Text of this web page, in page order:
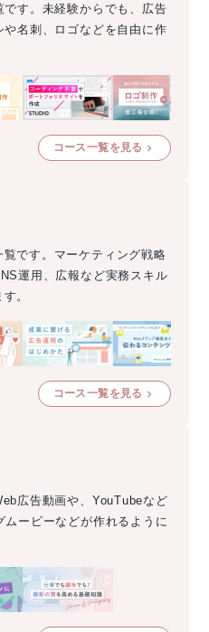
す。未経験からでも、広告
名刺、ロゴなどを自由に作
コース一覧を見る
です。マーケティング戦略
運用、広報など実務スキル
。
コース一覧を見る
広告動画や、YouTubeなど
ービーなどが作れるように